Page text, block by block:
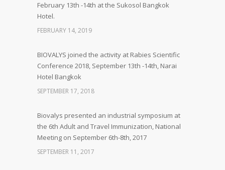
February 13th -14th at the Sukosol Bangkok
Hotel.
FEBRUARY 14, 2019
BIOVALYS joined the activity at Rabies Scientific
Conference 2018, September 13th -14th, Narai
Hotel Bangkok
SEPTEMBER 17, 2018
Biovalys presented an industrial symposium at
the 6th Adult and Travel Immunization, National
Meeting on September 6th-8th, 2017
SEPTEMBER 11, 2017